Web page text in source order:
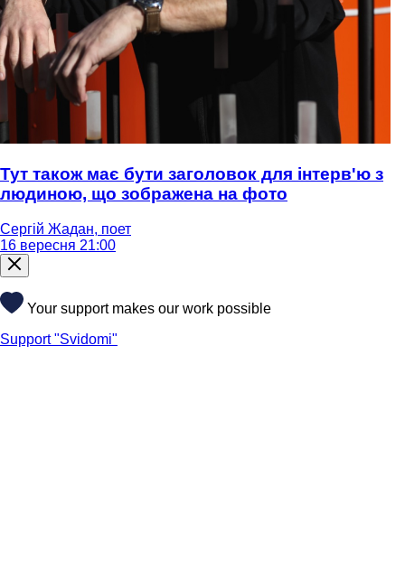
Тут також має бути заголовок для інтерв'ю з
людиною, що зображена на фото
Сергій Жадан, поет
16 вересня 21:00
Your support makes our work possible
Support "Svidomi"